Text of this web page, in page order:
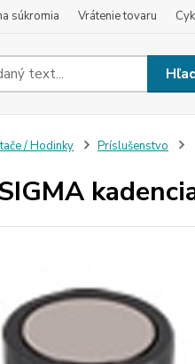
súkromia Vrátenie tovaru
/ Hodinky Príslušenstvo